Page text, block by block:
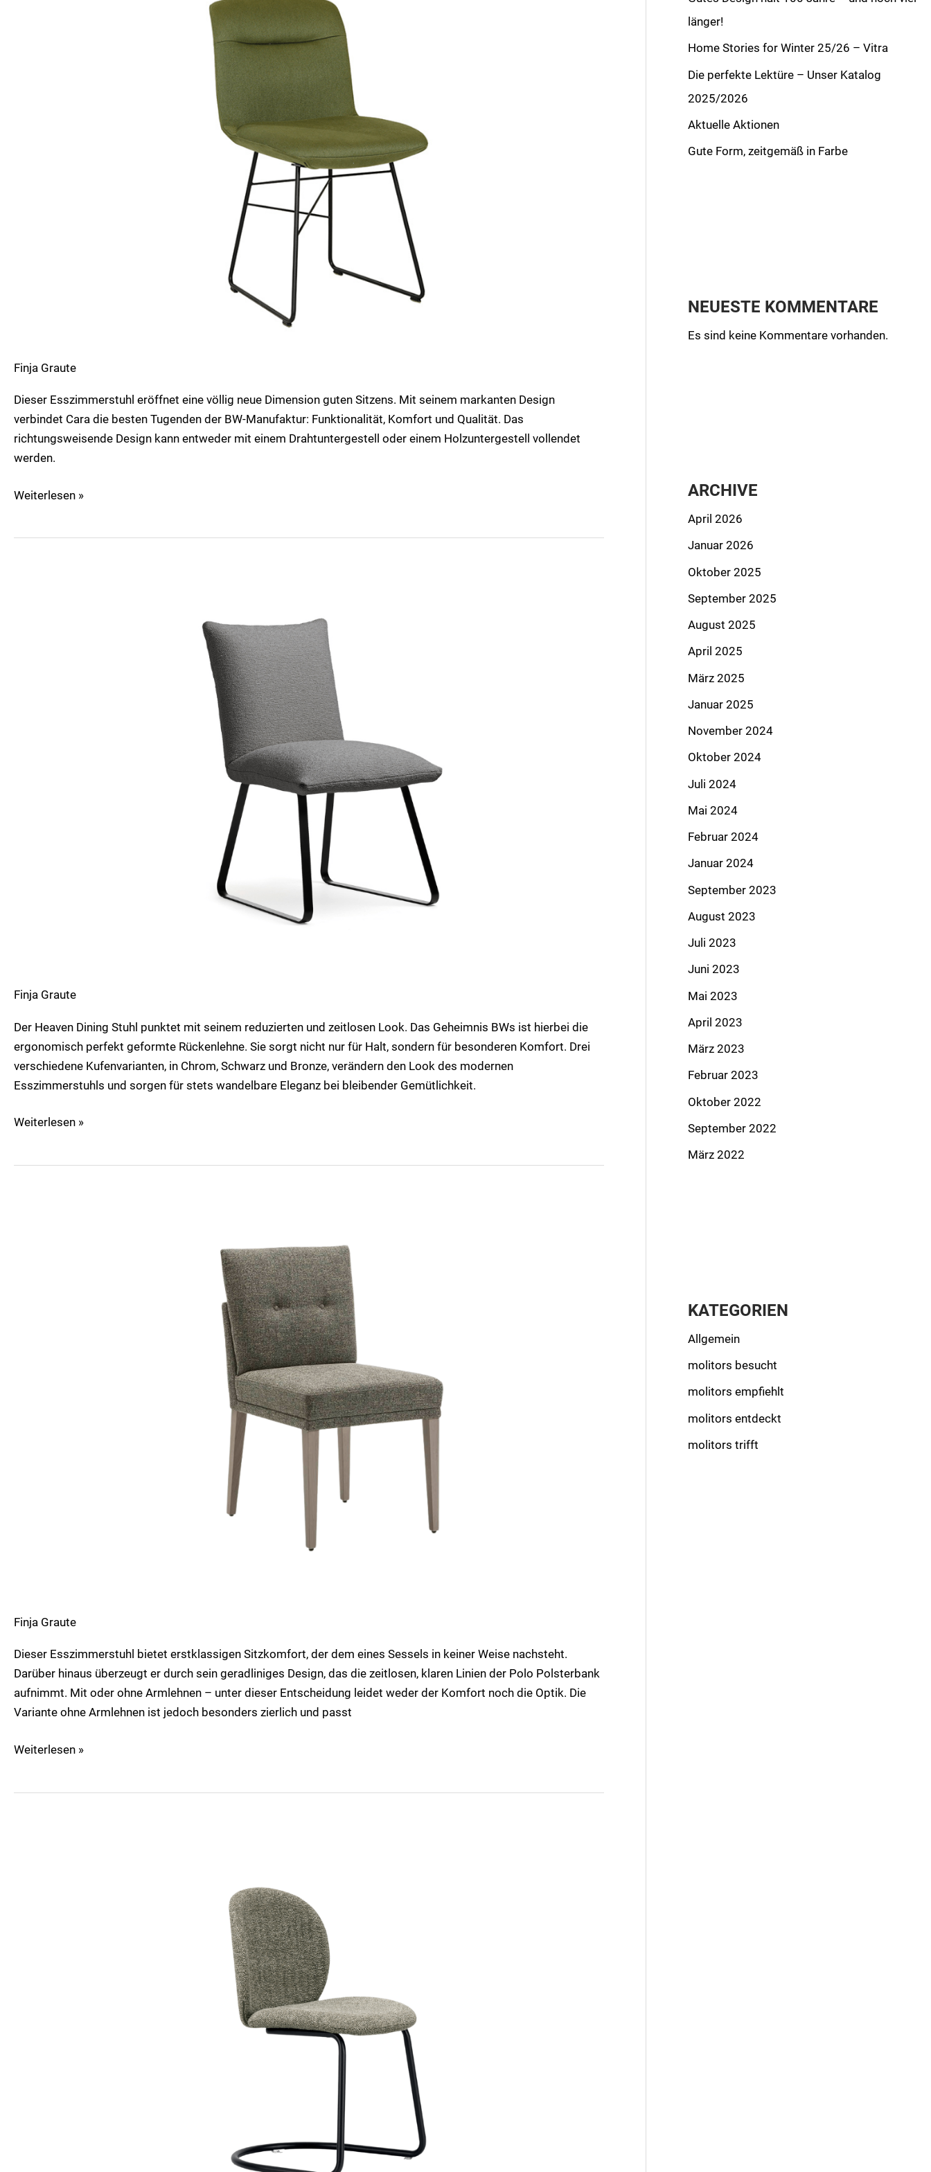
Finja Graute
Dieser Esszimmerstuhl eröffnet eine völlig neue Dimension guten Sitzens. Mit seinem markanten Design
verbindet Cara die besten Tugenden der BW-Manufaktur: Funktionalität, Komfort und Qualität. Das
richtungsweisende Design kann entweder mit einem Drahtuntergestell oder einem Holzuntergestell vollendet
werden.
Weiterlesen »
Finja Graute
Der Heaven Dining Stuhl punktet mit seinem reduzierten und zeitlosen Look. Das Geheimnis BWs ist hierbei die
ergonomisch perfekt geformte Rückenlehne. Sie sorgt nicht nur für Halt, sondern für besonderen Komfort. Drei
verschiedene Kufenvarianten, in Chrom, Schwarz und Bronze, verändern den Look des modernen
Esszimmerstuhls und sorgen für stets wandelbare Eleganz bei bleibender Gemütlichkeit.
Weiterlesen »
Finja Graute
Dieser Esszimmerstuhl bietet erstklassigen Sitzkomfort, der dem eines Sessels in keiner Weise nachsteht.
Darüber hinaus überzeugt er durch sein geradliniges Design, das die zeitlosen, klaren Linien der Polo Polsterbank
aufnimmt. Mit oder ohne Armlehnen – unter dieser Entscheidung leidet weder der Komfort noch die Optik. Die
Variante ohne Armlehnen ist jedoch besonders zierlich und passt
Weiterlesen »
länger!
Home Stories for Winter 25/26 – Vitra
Die perfekte Lektüre – Unser Katalog
2025/2026
Aktuelle Aktionen
Gute Form, zeitgemäß in Farbe
NEUESTE KOMMENTARE
Es sind keine Kommentare vorhanden.
ARCHIVE
April 2026
Januar 2026
Oktober 2025
September 2025
August 2025
April 2025
März 2025
Januar 2025
November 2024
Oktober 2024
Juli 2024
Mai 2024
Februar 2024
Januar 2024
September 2023
August 2023
Juli 2023
Juni 2023
Mai 2023
April 2023
März 2023
Februar 2023
Oktober 2022
September 2022
März 2022
KATEGORIEN
Allgemein
molitors besucht
molitors empfiehlt
molitors entdeckt
molitors trifft